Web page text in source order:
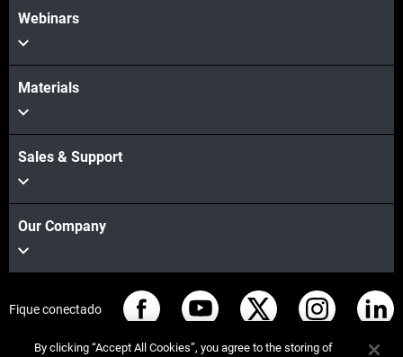
Webinars
Materials
Sales & Support
Our Company
Fique conectado
By clicking “Accept All Cookies”, you agree to the storing of